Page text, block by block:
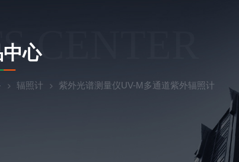
CENTER
心
辐照计 紫外光谱测量仪UV-M多通道紫外辐照计